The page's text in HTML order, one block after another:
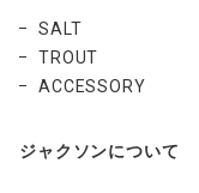
SALT
TROUT
ACCESSORY
ジャクソンについて